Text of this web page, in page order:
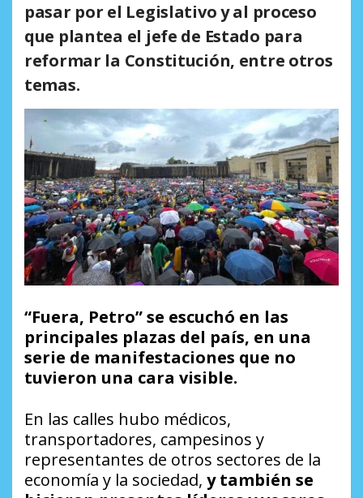
pasar por el Legislativo y al proceso
que plantea el jefe de Estado para
reformar la Constitución, entre otros
temas.
“Fuera, Petro” se escuchó en las
principales plazas del país, en una
serie de manifestaciones que no
tuvieron una cara visible.
En las calles hubo médicos,
transportadores, campesinos y
representantes de otros sectores de la
economía y la sociedad, y también se